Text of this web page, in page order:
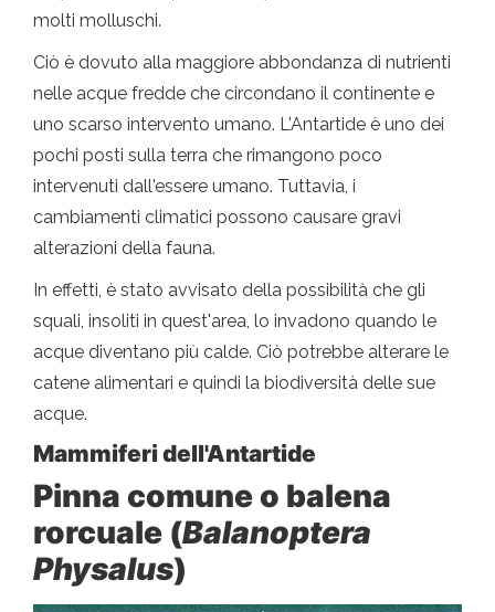
molti molluschi.
Ciò è dovuto alla maggiore abbondanza di nutrienti
nelle acque fredde che circondano il continente e
uno scarso intervento umano. L'Antartide è uno dei
pochi posti sulla terra che rimangono poco
intervenuti dall'essere umano. Tuttavia, i
cambiamenti climatici possono causare gravi
alterazioni della fauna.
In effetti, è stato avvisato della possibilità che gli
squali, insoliti in quest'area, lo invadono quando le
acque diventano più calde. Ciò potrebbe alterare le
catene alimentari e quindi la biodiversità delle sue
acque.
Mammiferi dell'Antartide
Pinna comune o balena
rorcuale (Balanoptera
Physalus)